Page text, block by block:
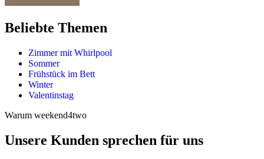
Beliebte Themen
Zimmer mit Whirlpool
Sommer
Frühstück im Bett
Winter
Valentinstag
Warum weekend4two
Unsere Kunden sprechen für uns